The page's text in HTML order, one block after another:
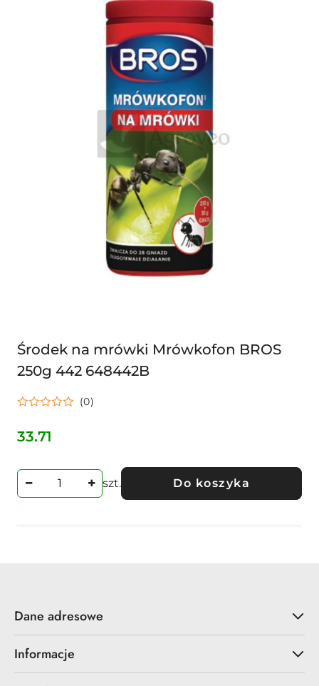
Środek na mrówki Mrówkofon BROS
250g 442 648442B
(0)
Cena:
33.71
szt. Do koszyka
Dane adresowe
Informacje